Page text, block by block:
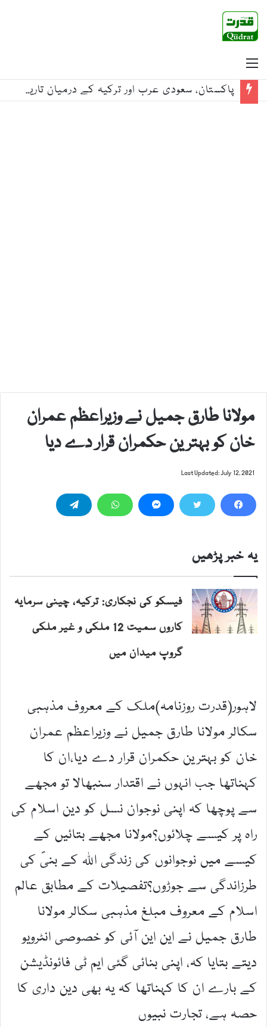
پاکستان، سعودی عرب اور ترکیہ کے درمیان تاریخی مشترکہ دفاعی معاہدہ طے پا گیا
مولانا طارق جمیل نے وزیراعظم عمران
خان کو بہترین حکمران قرار دے دیا‎
Last Updated: July 12, 2021
یہ خبر پڑھیں
فیسکو کی نجکاری: ترکیہ، چینی سرمایہ
کاروں سمیت 12 ملکی و غیر ملکی
گروپ میدان میں
لاہور(قدرت روزنامہ)ملک کے معروف مذہبی
سکالر مولانا طارق جمیل نے وزیراعظم عمران
خان کو بہترین حکمران قرار دے دیا،ان کا
کہناتھا جب انہوں نے اقتدار سنبھالا تو مجھے
سے پوچھا کہ اپنی نوجوان نسل کو دین اسلام کی
راہ پر کیسے چلائوں؟مولانا مجھے بتائیں کے
کیسے میں نوجوانوں کی زندگی اللہ کے بنیۖ کی
طرزاندگی سے جوڑوں؟تفصیلات کے مطابق عالم
اسلام کے معروف مبلغ مذہبی سکالر مولانا
طارق جمیل نے این این آئی کو خصوصی انٹرویو
دیتے بتایا کہ، اپنی بنائی گئی ایم ٹی فائونڈیشن
کے بارے ان کا کہناتھا کہ یہ بھی دین داری کا
حصہ ہے، تجارت نبیوں